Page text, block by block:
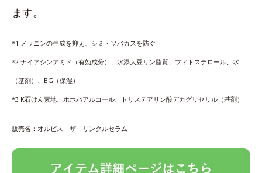
ます。
*1 メラニンの生成を抑え、シミ・ソバカスを防ぐ
*2 ナイアシンアミド（有効成分）、水添大豆リン脂質、フィトステロール、水
（基剤）、BG（保湿）
*3 K石けん素地、ホホバアルコール、トリステアリン酸デカグリセリル（基剤）
販売名：オルビス ザ リンクルセラム